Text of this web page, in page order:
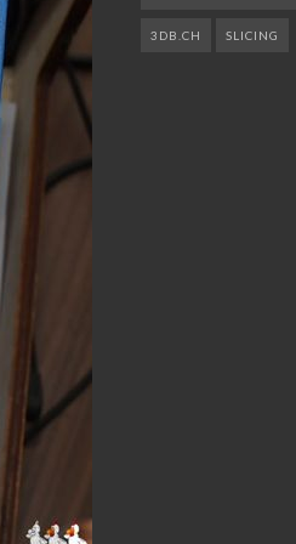
3DB.CH SLICING